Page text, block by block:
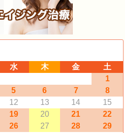
水 木 金
土
1
5 6 7
8
12 13 14
15
19 20 21
22
26 27 28
29